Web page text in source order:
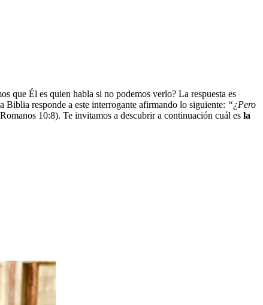
que Él es quien habla si no podemos verlo? La respuesta es
Biblia responde a este interrogante afirmando lo siguiente: “¿Pero
10:8). Te invitamos a descubrir a continuación cuál es la